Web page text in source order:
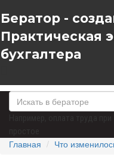
Бератор -
Практическая
бухгалтера
Главная Что